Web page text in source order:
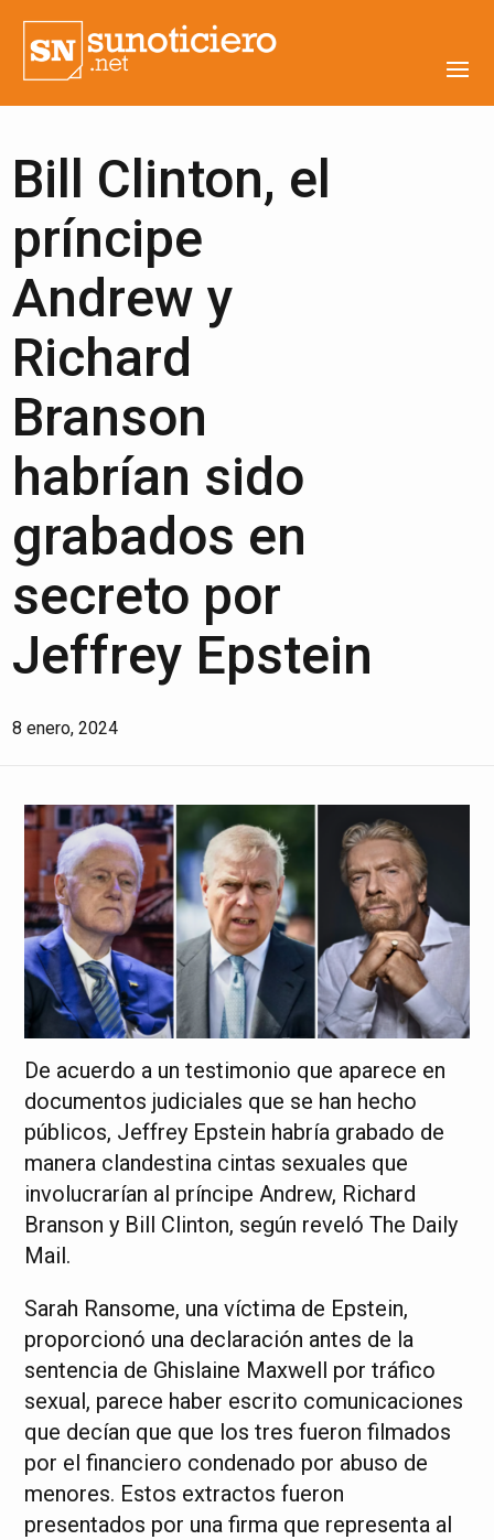
Bill Clinton, el
príncipe
Andrew y
Richard
Branson
habrían sido
grabados en
secreto por
Jeffrey Epstein
8 enero, 2024
De acuerdo a un testimonio que aparece en
documentos judiciales que se han hecho
públicos, Jeffrey Epstein habría grabado de
manera clandestina cintas sexuales que
involucrarían al príncipe Andrew, Richard
Branson y Bill Clinton, según reveló The Daily
Mail.
Sarah Ransome, una víctima de Epstein,
proporcionó una declaración antes de la
sentencia de Ghislaine Maxwell por tráfico
sexual, parece haber escrito comunicaciones
que decían que que los tres fueron filmados
por el financiero condenado por abuso de
menores. Estos extractos fueron
presentados por una firma que representa al